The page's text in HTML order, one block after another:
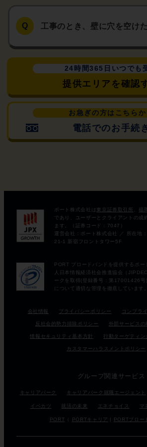
工事のとき、壁に穴を空け
24時間365日いつでも
提供エリアを確認
お急ぎの方はこちらか
電話でのお手続
会社情報 プライバシーポリシー コンプラ
反社会的勢力排除ポリシー 外部サービスの
情報セキュリティ基本方針 行動ターゲティン
カスタマーハラスメントポリシー